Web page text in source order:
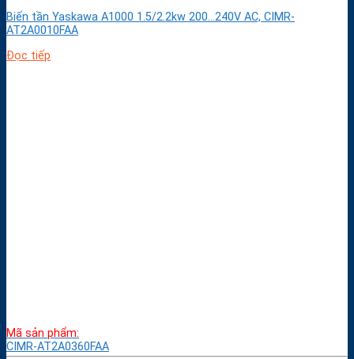
Biến tần Yaskawa A1000 1.5/2.2kw 200…240V AC, CIMR-
AT2A0010FAA
Đọc tiếp
Mã sản phẩm:
CIMR-AT2A0360FAA